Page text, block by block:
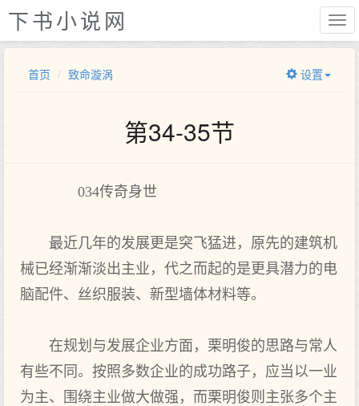
下书小说网
首页 致命漩涡 设置
第34-35节
034传奇身世
最近几年的发展更是突飞猛进，原先的建筑机
械已经渐渐淡出主业，代之而起的是更具潜力的电
脑配件、丝织服装、新型墙体材料等。
在规划与发展企业方面，栗明俊的思路与常人
有些不同。按照多数企业的成功路子，应当以一业
为主、围绕主业做大做强，而栗明俊则主张多个主